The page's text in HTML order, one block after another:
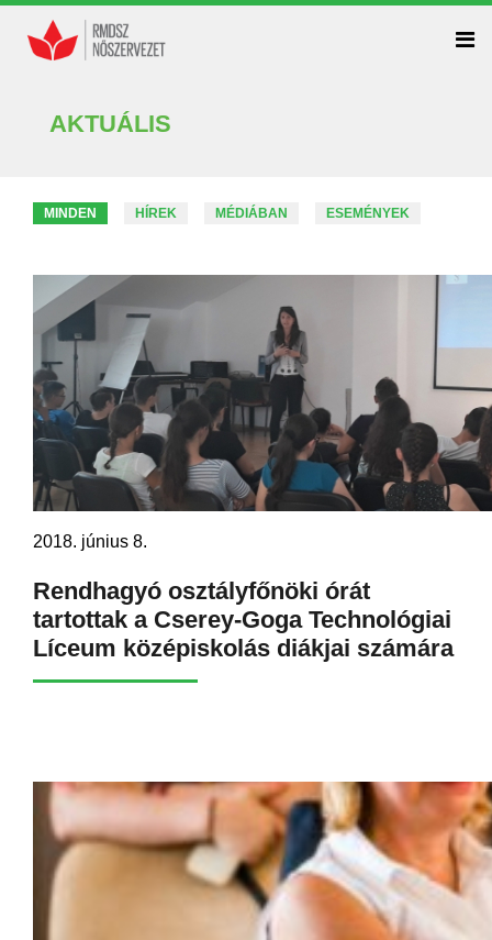
AKTUÁLIS
MINDEN HÍREK MÉDIÁBAN ESEMÉNYEK
2018. június 8.
Rendhagyó osztályfőnöki órát
tartottak a Cserey-Goga Technológiai
Líceum középiskolás diákjai számára